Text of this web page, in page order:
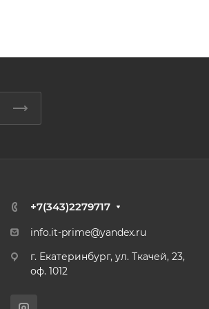
+7(343)2279717
info.it-prime@yandex.ru
г. Екатеринбург, ул. Ткачей, 23,
оф. 1012